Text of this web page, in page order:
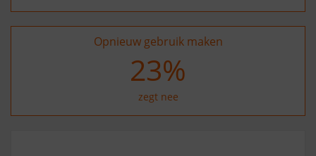
Opnieuw gebruik maken
32%
zegt nee